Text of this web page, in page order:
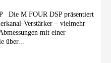
Die M FOUR DSP präsentiert
Verstärker – vielmehr
mit einer
über...